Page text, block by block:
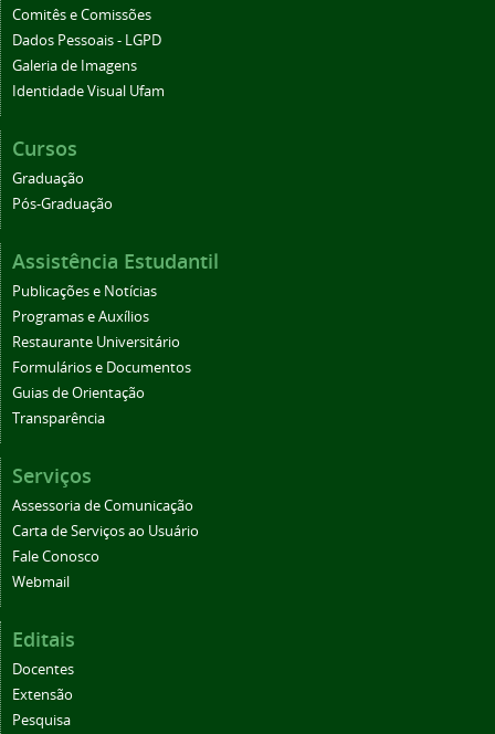
Comitês e Comissões
Dados Pessoais - LGPD
Galeria de Imagens
Identidade Visual Ufam
Cursos
Graduação
Pós-Graduação
Assistência Estudantil
Publicações e Notícias
Programas e Auxílios
Restaurante Universitário
Formulários e Documentos
Guias de Orientação
Transparência
Serviços
Assessoria de Comunicação
Carta de Serviços ao Usuário
Fale Conosco
Webmail
Editais
Docentes
Extensão
Pesquisa